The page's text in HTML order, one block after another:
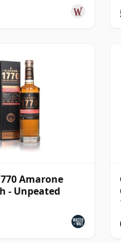
Amarone
- Unpeated